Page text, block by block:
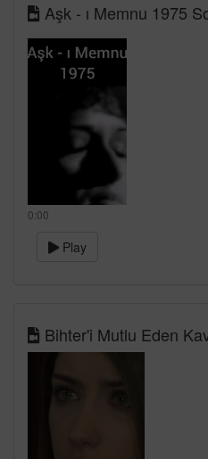
Aşk - ı Memnu 1975
0:00
Play
Bihter'i Mutlu Eden